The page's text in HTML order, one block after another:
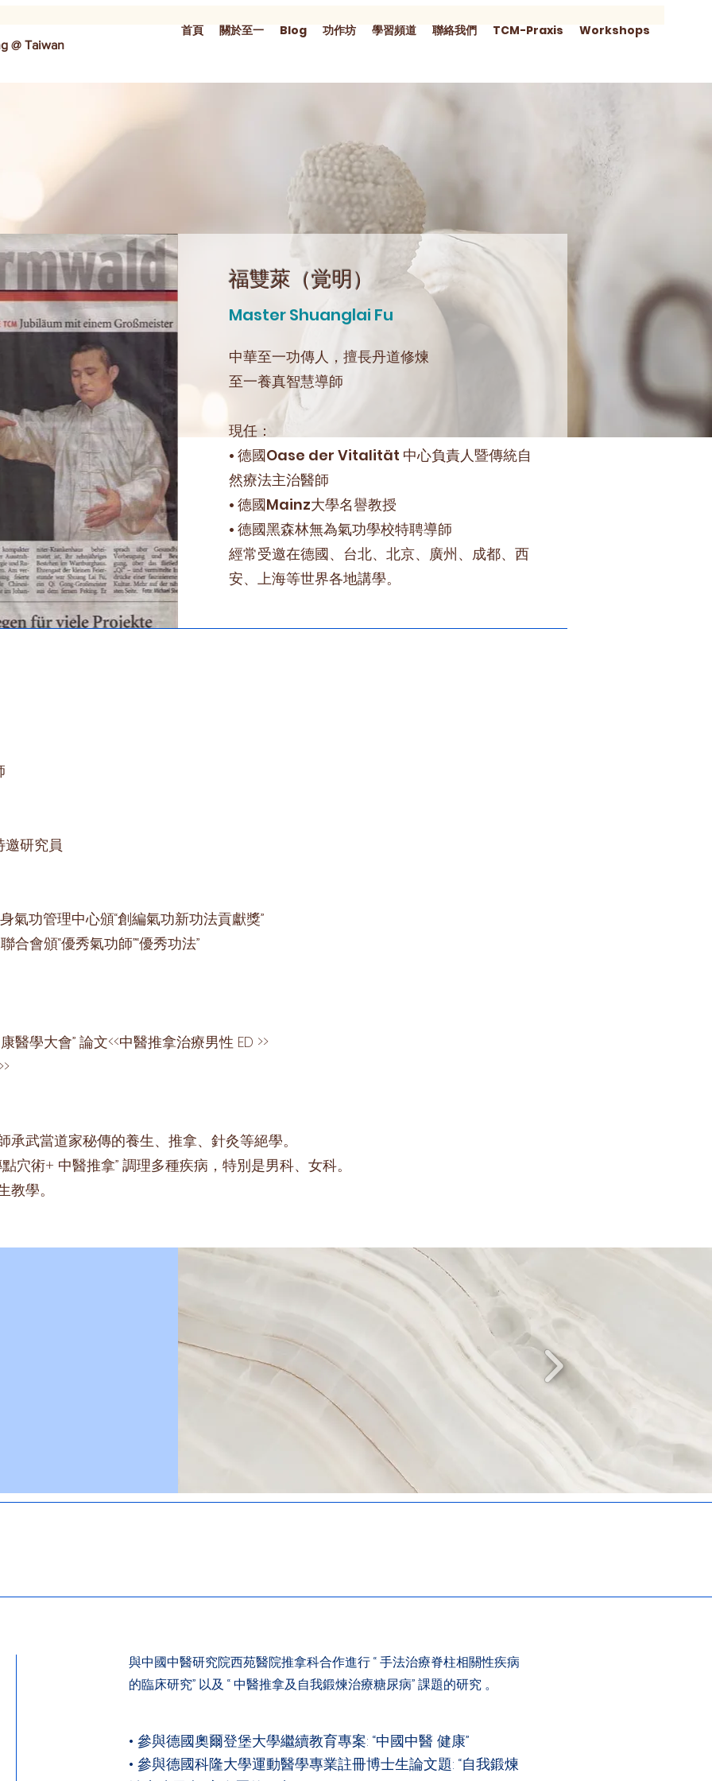
首頁 關於至一 Blog 功作坊 學習頻道 聯絡我們 TCM-Praxis Workshops
@ Taiwan
​福雙萊（覚明）
Master Shuanglai Fu
中華至一功傳人，擅長丹道修煉
至一養真智慧導師
現任：
• 德國Oase der Vitalität 中心負責人暨傳統自
然療法主治醫師
• 德國Mainz大學名譽教授
• 德國黑森林無為氣功學校特聘導師
經常受邀在德國、台北、北京、廣州、成都、西
安、上海等世界各地講學。
邀研究員
氣功管理中心頒“創編氣功新功法貢獻獎”
會頒“優秀氣功師”“優秀功法”
大會” 論文<<中醫推拿治療男性 ED >>
武當道家秘傳的養生、推拿、針灸等絕學。
穴術+ 中醫推拿” 調理多種疾病，特別是男科、女科。
教學。
與中國中醫研究院西苑醫院推拿科合作進行 “ 手法治療脊柱相關性疾病
的臨床研究” 以及 “ 中醫推拿及自我鍛煉治療糖尿病” 課題的研究 。
• 參與德國奧爾登堡大學繼續教育專案: “中國中醫 健康”
• 參與德國科隆大學運動醫學專業註冊博士生論文題: “自我鍛煉